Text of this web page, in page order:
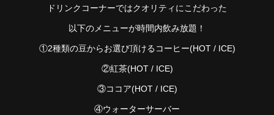
ドリンクコーナーではクオリティにこだわった
以下のメニューが時間内飲み放題！
①2種類の豆からお選び頂けるコーヒー(HOT / ICE)
②紅茶(HOT / ICE)
③ココア(HOT / ICE)
④ウォーターサーバー